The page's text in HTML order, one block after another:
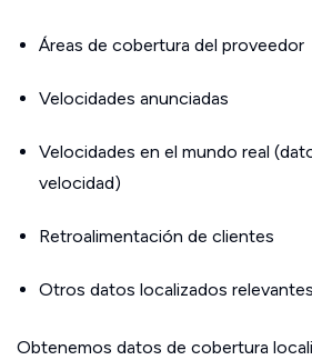
Áreas de cobertura del proveedor
Velocidades anunciadas
Velocidades en el mundo real
velocidad)
Retroalimentación de clientes
Otros datos localizados relevantes
Obtenemos datos de cobertura